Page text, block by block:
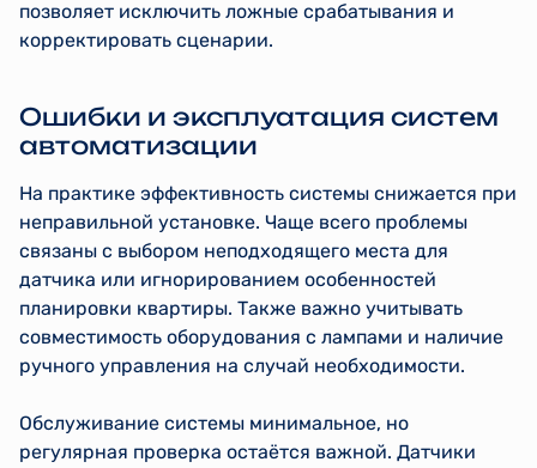
позволяет исключить ложные срабатывания и
корректировать сценарии.
Ошибки и эксплуатация систем
автоматизации
На практике эффективность системы снижается при
неправильной установке. Чаще всего проблемы
связаны с выбором неподходящего места для
датчика или игнорированием особенностей
планировки квартиры. Также важно учитывать
совместимость оборудования с лампами и наличие
ручного управления на случай необходимости.
Обслуживание системы минимальное, но
регулярная проверка остаётся важной. Датчики